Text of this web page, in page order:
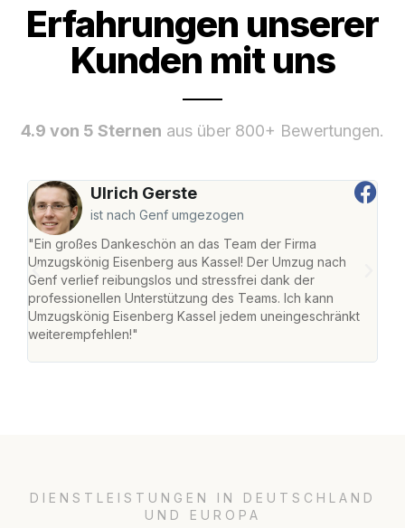
Erfahrungen unserer
Kunden mit uns
4.9 von 5 Sternen aus über 800+ Bewertungen.
Ulrich Gerste
ist nach Genf umgezogen
"Ein großes Dankeschön an das Team der Firma
Umzugskönig Eisenberg aus Kassel! Der Umzug nach
Genf verlief reibungslos und stressfrei dank der
professionellen Unterstützung des Teams. Ich kann
Umzugskönig Eisenberg Kassel jedem uneingeschränkt
weiterempfehlen!"
DIENSTLEISTUNGEN IN DEUTSCHLAND
UND EUROPA